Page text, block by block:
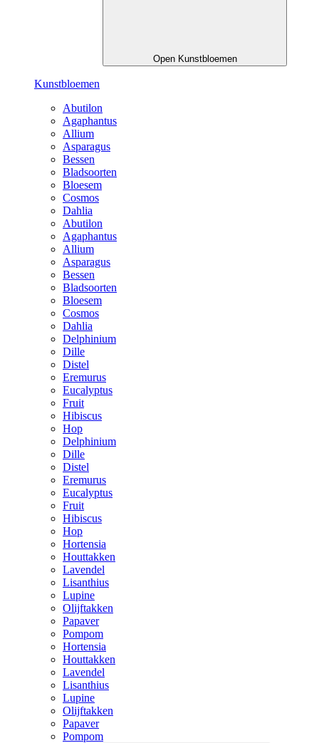
Open Kunstbloemen
Kunstbloemen
Abutilon
Agaphantus
Allium
Asparagus
Bessen
Bladsoorten
Bloesem
Cosmos
Dahlia
Abutilon
Agaphantus
Allium
Asparagus
Bessen
Bladsoorten
Bloesem
Cosmos
Dahlia
Delphinium
Dille
Distel
Eremurus
Eucalyptus
Fruit
Hibiscus
Hop
Delphinium
Dille
Distel
Eremurus
Eucalyptus
Fruit
Hibiscus
Hop
Hortensia
Houttakken
Lavendel
Lisanthius
Lupine
Olijftakken
Papaver
Pompom
Hortensia
Houttakken
Lavendel
Lisanthius
Lupine
Olijftakken
Papaver
Pompom